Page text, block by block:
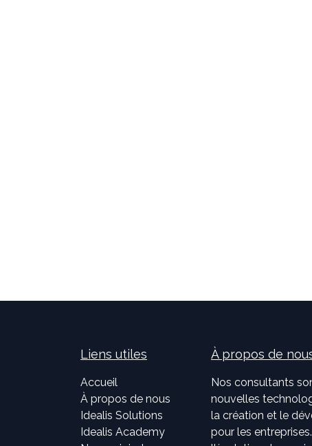
Liens utiles
Accueil
À propos de nous
Idealis Solutions
Idealis Academy
À propos de
Nos consultants
nouvelles
la création et le
pour les